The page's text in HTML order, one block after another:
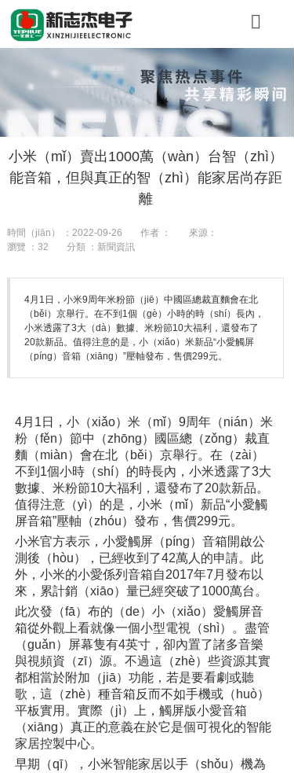
關於
產品
工程
小米（mǐ）賣出1000萬（wàn）台智（zhì）
能音箱，但與真正的智（zhì）能家居尚存距
離
時間（jiān） ：2022-09-26 作者 ：
來源：
瀏覽 ：32 分類 ：新聞資訊
4月1日，小米9周年米粉節（jiē）中國區總裁直麵會在北
（běi）京舉行。在不到1個（gè）小時的時（shí）長內，
小米透露了3大（dà）數據、米粉節10大福利，還發布了
20款新品。值得注意的是，小（xiǎo）米新品“小愛觸屏
（píng）音箱（xiāng）”壓軸發布，售價299元。
4月1日，小（xiǎo）米（mǐ）9周年（nián）米
粉（fěn）節中（zhōng）國區總（zǒng）裁直
麵（miàn）會在北（běi）京舉行。在（zài）
不到1個小時（shí）的時長內，小米透露了3大
數據、米粉節10大福利，還發布了20款新品。
值得注意（yì）的是，小米（mǐ）新品“小愛觸
屏音箱”壓軸（zhóu）發布，售價299元。
小米官方表示，小愛觸屏（píng）音箱開啟公
測後（hòu），已經收到了42萬人的申請。此
外，小米的小愛係列音箱自2017年7月發布以
來，累計銷（xiāo）量已經突破了1000萬台。
此次發（fā）布的（de）小（xiǎo）愛觸屏音
箱從外觀上看就像一個小型電視（shì）。盡管
（guǎn）屏幕隻有4英寸，卻內置了諸多音樂
與視頻資（zī）源。不過這（zhè）些資源其實
都相當於附加（jiā）功能，若是要看劇或聽
歌，這（zhè）種音箱反而不如手機或（huò）
平板實用。實際（jì）上，觸屏版小愛音箱
（xiāng）真正的意義在於它是個可視化的智能
家居控製中心。
早期（qī），小米智能家居以手（shǒu）機為